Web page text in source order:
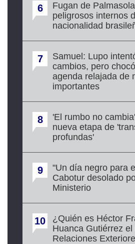
6
Fugan de
peligrosos internos
nacionalidad
7
Samuel: Lupo
cambios, pero
agenda relajada de
importantes
8
'El rumbo no
nueva etapa de
profundas'
9
"Un día negro para
Cabotur desolado
Ministerio
10
¿Quién es Héctor
Huanca Gutiérrez
Relaciones